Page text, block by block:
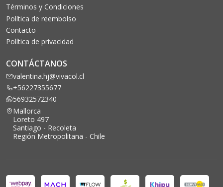
Términos y Condiciones
Política de reembolso
Contacto
Política de privacidad
CONTÁCTANOS
valentina.hj@vivacol.cl
+56227355677
56932572340
Mallorca
Loreto 497
Santiago - Recoleta
Región Metropolitana - Chile